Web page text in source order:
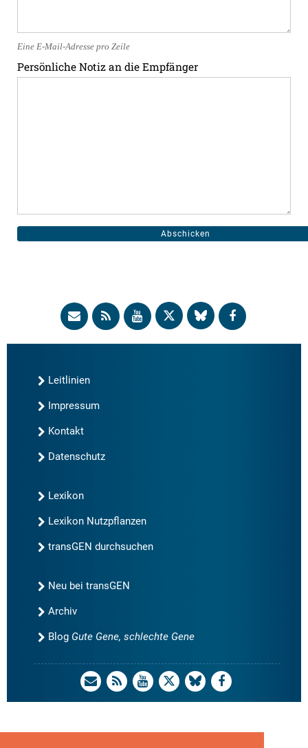
Eine E-Mail-Adresse pro Zeile
Persönliche Notiz an die Empfänger
Leitlinien
Impressum
Kontakt
Datenschutz
Lexikon
Lexikon Nutzpflanzen
transGEN durchsuchen
Neu bei transGEN
Archiv
Blog Gute Gene, schlechte Gene